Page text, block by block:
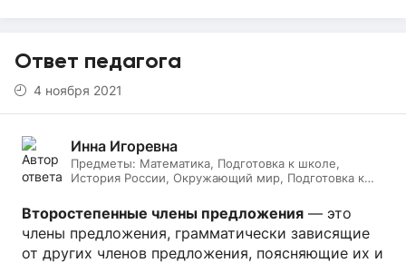
Ответ педагога
4 ноября 2021
Инна Игоревна
Предметы: Математика, Подготовка к школе,
История России, Окружающий мир, Подготовка к
Литературное чтение, Подготовка к ОГЭ, Русский
язык
Второстепенные члены предложения — это
члены предложения, грамматически зависящие
от других членов предложения, поясняющие их и